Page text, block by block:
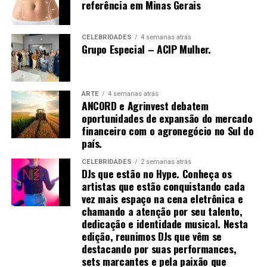
Inserido em um contexto onde poucos realmente
acessam o topo, o V8 Club Brasil se consolida como um
ambiente seleto, voltado àqueles que compreendem que
sucesso não é acaso, mas construção intencional.
Além de compartilhar sua própria transformação, da
liderança corporativa à independência financeira e à
atuação como conselheira empresarial, Mirella discute
temas sensíveis como a desconexão entre identidade e
crachá, a sobrecarga emocional no ambiente
corporativo e os impactos da falta de planejamento na
vida profissional. Para a autora, encarar a carreira como
um ativo de valor é também uma forma de conquistar
liberdade: de decisão, de tempo e de propósito.
Como forma de retribuir e incentivar outras mulheres
em sua jornada profissional, Mirella decidiu doar 100%
dos direitos autorais da obra para o Instituto Rede
Mulher Empreendedora, organização voltada para o
fortalecimento do empreendedorismo feminino no
Brasil. A iniciativa atua há mais de uma década
oferecendo capacitação, mentorias, acesso a crédito e
referência em Minas Gerais
CELEBRIDADES 4 semanas atrás
Grupo Especial – ACIP Mulher.
ARTE 4 semanas atrás
ANCORD e Agrinvest debatem
oportunidades de expansão do mercado
financeiro com o agronegócio no Sul do
país.
CELEBRIDADES 2 semanas atrás
DJs que estão no Hype. Conheça os
artistas que estão conquistando cada
vez mais espaço na cena eletrônica e
chamando a atenção por seu talento,
dedicação e identidade musical. Nesta
edição, reunimos DJs que vêm se
destacando por suas performances,
sets marcantes e pela paixão que